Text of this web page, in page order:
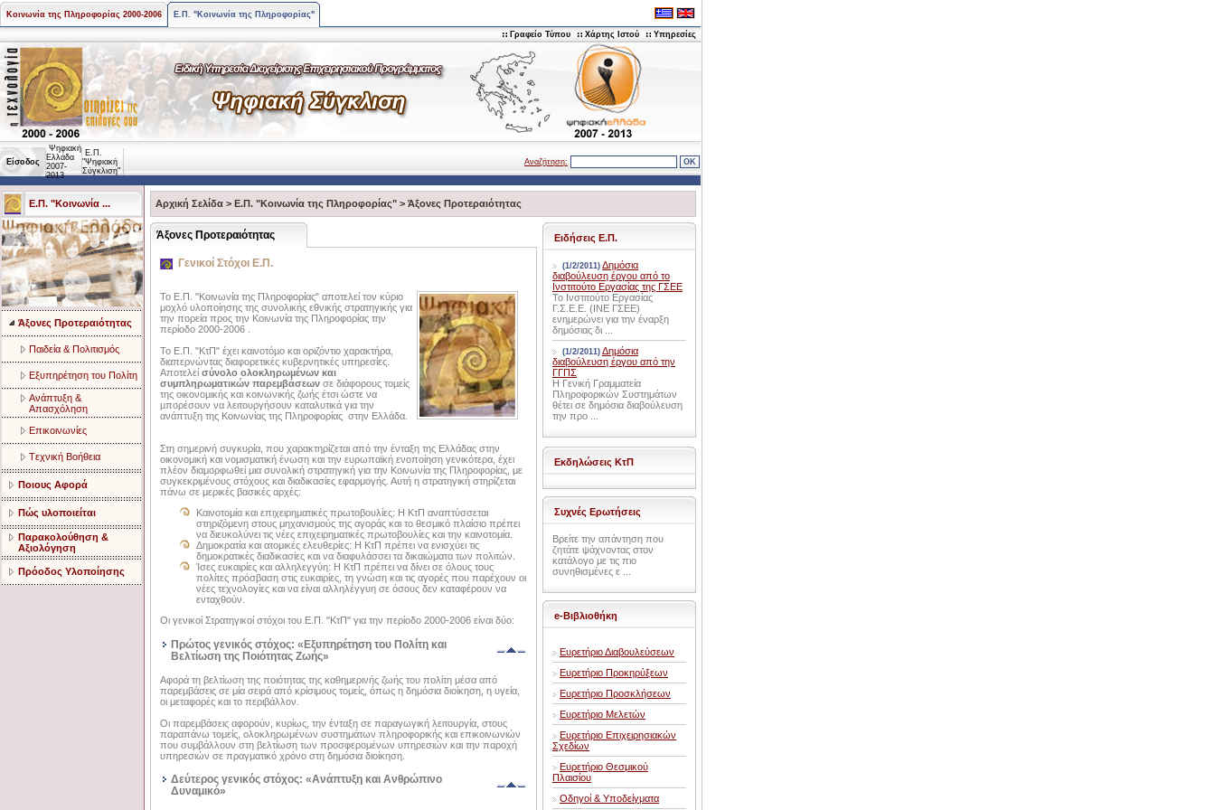
Κοινωνία της Πληροφορίας 2000-2006 Ε.Π. "Κοινωνία της Πληροφορίας"
Γραφείο Τύπου Χάρτης Ιστού Υπηρεσίες
Είσοδος
Ψηφιακή
Ελλάδα
2007-
2013
Ε.Π.
"Ψηφιακή
Σύγκλιση"
Αναζήτηση:
Ε.Π. "Κοινωνία ...
Άξονες Προτεραιότητας
Παιδεία & Πολιτισμός
Eξυπηρέτηση του Πολίτη
Aνάπτυξη &
Aπασχόληση
Eπικοινωνίες
Tεχνική Bοήθεια
Ποιους Αφορά
Πώς υλοποιείται
Παρακολούθηση &
Αξιολόγηση
Πρόοδος Υλοποίησης
Αρχική Σελίδα > Ε.Π. "Κοινωνία της Πληροφορίας" > Άξονες Προτεραιότητας
Άξονες Προτεραιότητας
Γενικοί Στόχοι Ε.Π.
Το Ε.Π. "Κοινωνία της Πληροφορίας" αποτελεί τον κύριο
μοχλό υλοποίησης της συνολικής εθνικής στρατηγικής για
την πορεία προς την Κοινωνία της Πληροφορίας την
περίοδο 2000-2006 .
Το Ε.Π. "ΚτΠ" έχει καινοτόµο και οριζόντιο χαρακτήρα,
διαπερνώντας διαφορετικές κυβερνητικές υπηρεσίες.
Αποτελεί σύνολο ολοκληρωµένων και
συµπληρωµατικών παρεµβάσεων σε διάφορους τοµείς
της οικονοµικής και κοινωνικής ζωής έτσι ώστε να
µπορέσουν να λειτουργήσουν καταλυτικά για την
ανάπτυξη της Κοινωνίας της Πληροφορίας στην Ελλάδα.
Στη σημερινή συγκυρία, που χαρακτηρίζεται από την ένταξη της Ελλάδας στην
οικονομική και νομισματική ένωση και την ευρωπαϊκή ενοποίηση γενικότερα, έχει
πλέον διαμορφωθεί μια συνολική στρατηγική για την Κοινωνία της Πληροφορίας, με
συγκεκριμένους στόχους και διαδικασίες εφαρμογής. Αυτή η στρατηγική στηρίζεται
πάνω σε μερικές βασικές αρχές:
Καινοτομία και επιχειρηματικές πρωτοβουλίες: Η ΚτΠ αναπτύσσεται
στηριζόμενη στους μηχανισμούς της αγοράς και το θεσμικό πλαίσιο πρέπει
να διευκολύνει τις νέες επιχειρηματικές πρωτοβουλίες και την καινοτομία.
Δημοκρατία και ατομικές ελευθερίες: Η ΚτΠ πρέπει να ενισχύει τις
δημοκρατικές διαδικασίες και να διαφυλάσσει τα δικαιώματα των πολιτών.
Ίσες ευκαιρίες και αλληλεγγύη: Η ΚτΠ πρέπει να δίνει σε όλους τους
πολίτες πρόσβαση στις ευκαιρίες, τη γνώση και τις αγορές που παρέχουν οι
νέες τεχνολογίες και να είναι αλληλέγγυη σε όσους δεν καταφέρουν να
ενταχθούν.
Οι γενικοί Στρατηγικοί στόχοι του Ε.Π. "ΚτΠ" για την περίοδο 2000-2006 είναι δύο:
Πρώτος γενικός στόχος: «Εξυπηρέτηση του Πολίτη και
Βελτίωση της Ποιότητας Ζωής»
Αφορά τη βελτίωση της ποιότητας της καθημερινής ζωής του πολίτη μέσα από
παρεμβάσεις σε μία σειρά από κρίσιμους τομείς, όπως η δημόσια διοίκηση, η υγεία,
οι μεταφορές και το περιβάλλον.
Οι παρεμβάσεις αφορούν, κυρίως, την ένταξη σε παραγωγική λειτουργία, στους
παραπάνω τομείς, ολοκληρωμένων συστημάτων πληροφορικής και επικοινωνιών
που συμβάλλουν στη βελτίωση των προσφερομένων υπηρεσιών και την παροχή
υπηρεσιών σε πραγματικό χρόνο στη δημόσια διοίκηση.
Δεύτερος γενικός στόχος: «Ανάπτυξη και Ανθρώπινο
Δυναμικό»
Ειδήσεις Ε.Π.
(1/2/2011) Δημόσια
διαβούλευση έργου από το
Ινστιτούτο Εργασίας της ΓΣΕΕ
Το Ινστιτούτο Εργασίας
Γ.Σ.Ε.Ε. (ΙΝΕ ΓΣΕΕ)
ενημερώνει για την έναρξη
δημόσιας δι ...
(1/2/2011) Δημόσια
διαβούλευση έργου από την
ΓΓΠΣ
Η Γενική Γραμματεία
Πληροφορικών Συστημάτων
θέτει σε δημόσια διαβούλευση
την προ ...
Εκδηλώσεις ΚτΠ
Συχνές Ερωτήσεις
Βρείτε την απάντηση που
ζητάτε ψάχνοντας στον
κατάλογο με τις πιο
συνηθισμένες ε ...
e-Βιβλιοθήκη
Ευρετήριο Διαβουλεύσεων
Ευρετήριο Προκηρύξεων
Ευρετήριο Προσκλήσεων
Ευρετήριο Μελετών
Ευρετήριο Επιχειρησιακών
Σχεδίων
Ευρετήριο Θεσμικού
Πλαισίου
Οδηγοί & Υποδείγματα